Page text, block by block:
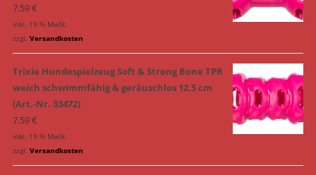
7,59€
inkl. 19 % MwSt.
zzgl. Versandkosten
Trixie Hundespielzeug Soft & Strong Bone TPR
weich schwimmfähig & geräuschlos 12,5 cm
(Art.-Nr. 33472)
7,59€
inkl. 19 % MwSt.
zzgl. Versandkosten